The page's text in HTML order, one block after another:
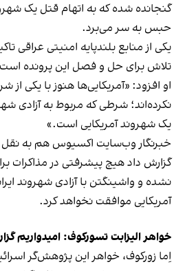
گنجانده شده که به اتهام قتل یک
حبس به سر می‌برد.
یکی از منابع بلندپایه امنیتی عراقی
تلاش برای حل‌ و فصل این پرونده
او افزود: «آمریکایی‌ها هنوز با یکی
نکرده‌اند؛ شرطی که مربوط به آزادی
یک شهروند آمریکایی است.»
خبرنگار وب‌سایت اکسیوس هم به نقل
گزارش داد هیچ پیشرفتی در مذاکرات
نشده و واشینگتن با آزادی شهروند
آمریکایی موافقت نخواهد کرد.
خواهر الیزابت تسورکوف: امیدواریم
اِما زورکوف، خواهر این پژوهش‌گر